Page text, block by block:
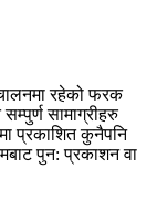
रहेको फरक
सामाग्रीहरु
प्रकाशित कुनैपनि
पुन: प्रकाशन वा